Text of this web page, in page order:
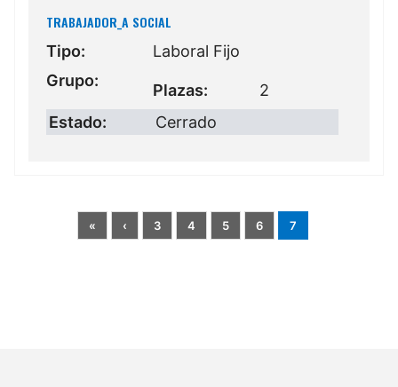
TRABAJADOR_A SOCIAL
Tipo:
Laboral Fijo
Grupo:
Plazas:
2
Estado:
Cerrado
« ‹ 3 4 5 6 7